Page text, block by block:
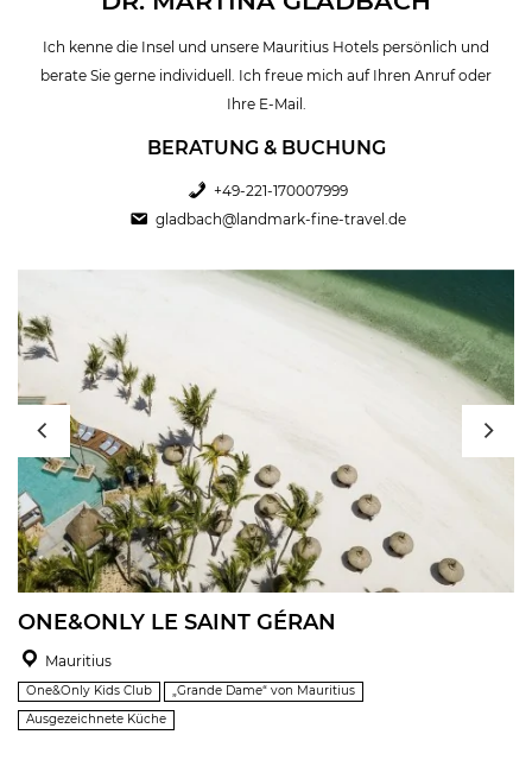
Ich kenne die Insel und unsere Mauritius Hotels persönlich und
berate Sie gerne individuell. Ich freue mich auf Ihren Anruf oder
Ihre E-Mail.
BERATUNG & BUCHUNG
+49-221-170007999
gladbach@landmark-fine-travel.de
ONE&ONLY LE SAINT GÉRAN
Mauritius
One&Only Kids Club
„Grande Dame“ von Mauritius
Ausgezeichnete Küche